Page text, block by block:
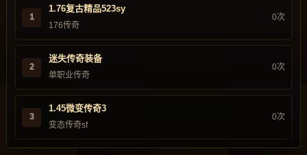
1
1.76复古精品523sy
176传奇
0次
2
迷失传奇装备
单职业传奇
0次
3
1.45微变传奇3
变态传奇sf
0次